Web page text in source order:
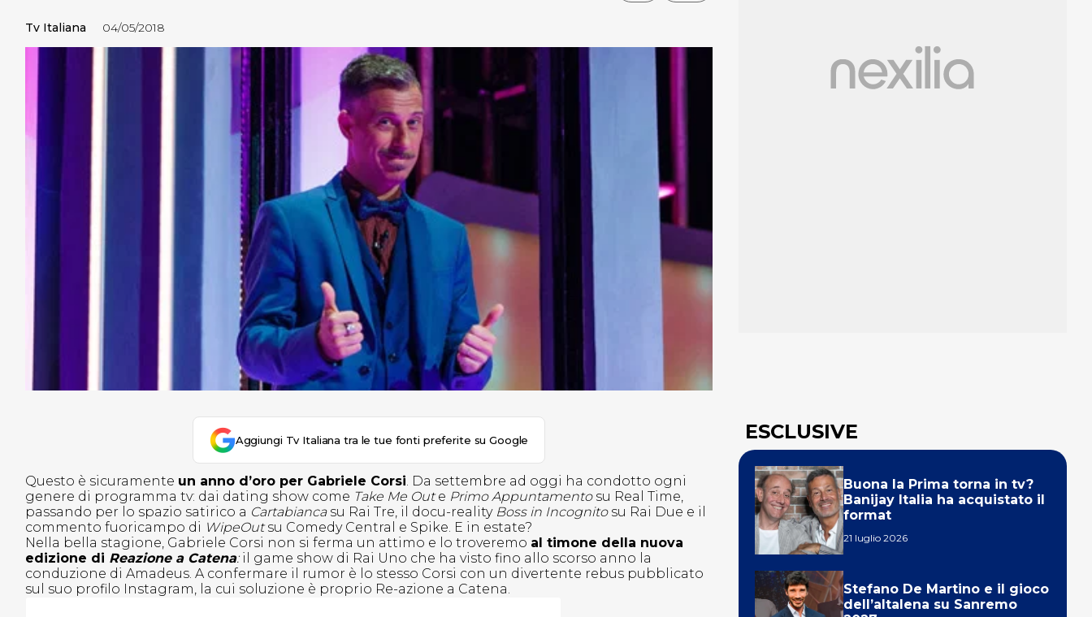
Tv Italiana 04/05/2018
Aggiungi Tv Italiana tra le tue fonti preferite su Google
Questo è sicuramente un anno d’oro per Gabriele Corsi. Da settembre ad oggi ha condotto ogni
genere di programma tv: dai dating show come Take Me Oute Primo Appuntamentosu Real Time,
passando per lo spazio satirico a Cartabianca su Rai Tre, il docu-reality Boss in Incognitosu Rai Due e il
commento fuoricampo di WipeOutsu Comedy Central e Spike. E in estate?
Nella bella stagione, Gabriele Corsi non si ferma un attimo e lo troveremo al timone della nuova
edizione di Reazione a Catena:il game show di Rai Uno che ha visto fino allo scorso anno la
conduzione di Amadeus. A confermare il rumor è lo stesso Corsi con un divertente rebus pubblicato
sul suo profilo Instagram, la cui soluzione è proprio Re-azione a Catena.
ESCLUSIVE
Buona la Prima torna in tv?
Banijay Italia ha acquistato il
format
21 luglio 2026
Stefano De Martino e il gioco
dell’altalena su Sanremo